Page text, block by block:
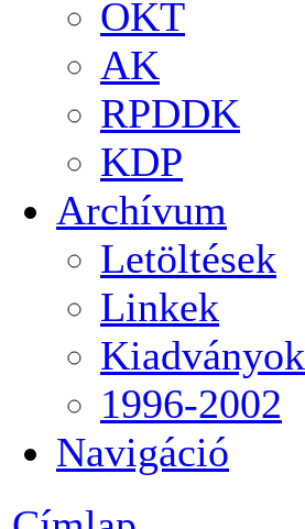
OKT
AK
RPDDK
KDP
Archívum
Letöltések
Linkek
Kiadványok
1996-2002
Navigáció